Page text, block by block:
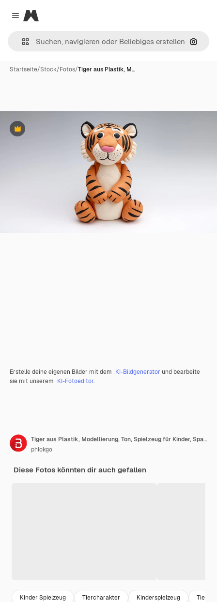
Close menu
Magnific
Nach
Startseite/Stock/Fotos/Tiger aus Plastik, M…
Premium
Erstelle deine eigenen Bilder mit dem KI-Bildgenerator und bearbeite
sie mit unserem KI-Fotoeditor.
Tiger aus Plastik, Modellierung, Ton, Spielzeug für Kinder, Spaßkonzept, Tier, niedlicher Charakter
phlokgo
Diese Fotos könnten dir auch gefallen
Kinder Spielzeug Tiercharakter Kinderspielzeug